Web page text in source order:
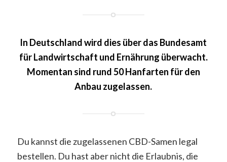
In Deutschland wird dies über das Bundesamt
für Landwirtschaft und Ernährung überwacht.
Momentan sind rund 50 Hanfarten für den
Anbau zugelassen.
Du kannst die zugelassenen CBD-Samen legal
bestellen. Du hast aber nicht die Erlaubnis, die